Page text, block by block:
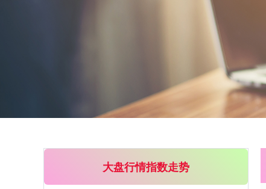
大盘行情指数走势
+0.57%
14110.12 -34.08